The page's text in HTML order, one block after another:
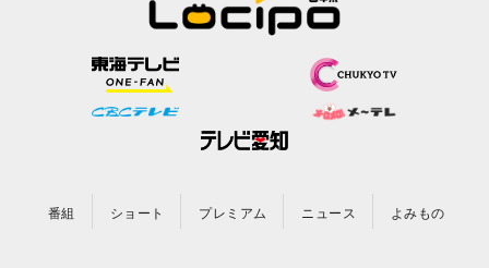
番組 ショート プレミアム ニュース よみもの